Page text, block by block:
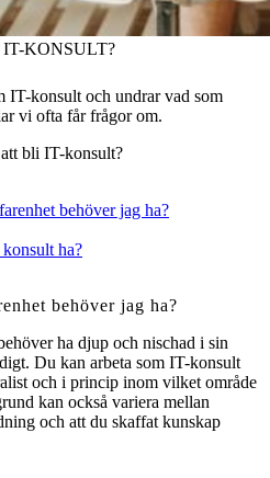
KONSULT?
IT-konsult och undrar vad som
vi ofta får frågor om.
bli IT-konsult?
behöver jag ha?
ha?
behöver jag ha?
ha djup och nischad i sin
Du kan arbeta som IT-konsult
och i princip inom vilket område
kan också variera mellan
och att du skaffat kunskap